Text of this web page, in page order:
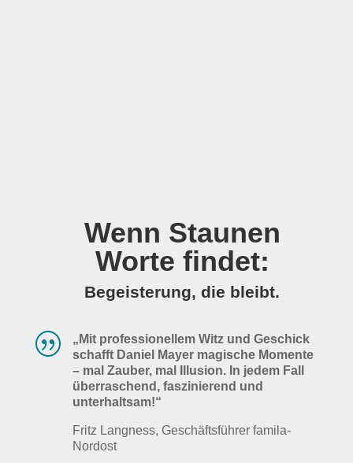
Wenn Staunen
Worte findet:
Begeisterung, die bleibt.
|
„Mit professionellem Witz und Geschick
schafft Daniel Mayer magische Momente
– mal Zauber, mal Illusion. In jedem Fall
überraschend, faszinierend und
unterhaltsam!“
Fritz Langness, Geschäftsführer famila-
Nordost